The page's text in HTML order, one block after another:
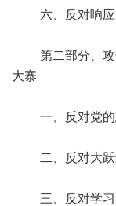
六、反对响应党
第二部分、攻
大寨
一、反对党的
二、反对大跃进
三、反对学习大